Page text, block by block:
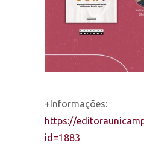
+Informações:
https://
id=1883